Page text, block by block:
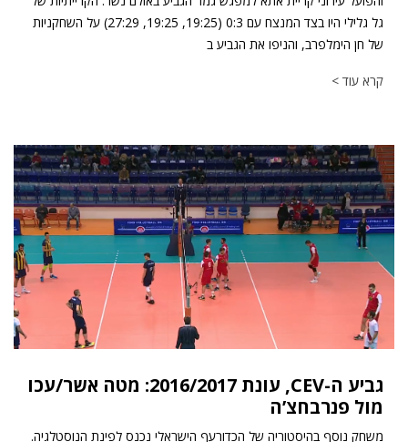
גל גלילי היו בצד המנצח עם 0:3 (19:25, 19:25, 27:29) על השחקניות
של חן הימלפרב, והניפו את הגביע ב
קרא עוד >
גביע ה-CEV, עונת 2016/2017: מטה אשר/עכו
מול פנרבחצ’ה
משחק נוסף בהיסטוריה של הכדורעף הישראלי נכנס לפינת הנוסטלגיה.